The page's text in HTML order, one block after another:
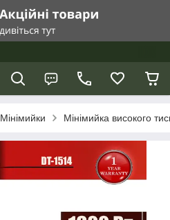
Мінімийки Мінімийка високого